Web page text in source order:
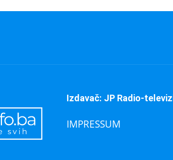
Izdavač: JP Radio-
IMPRESSUM